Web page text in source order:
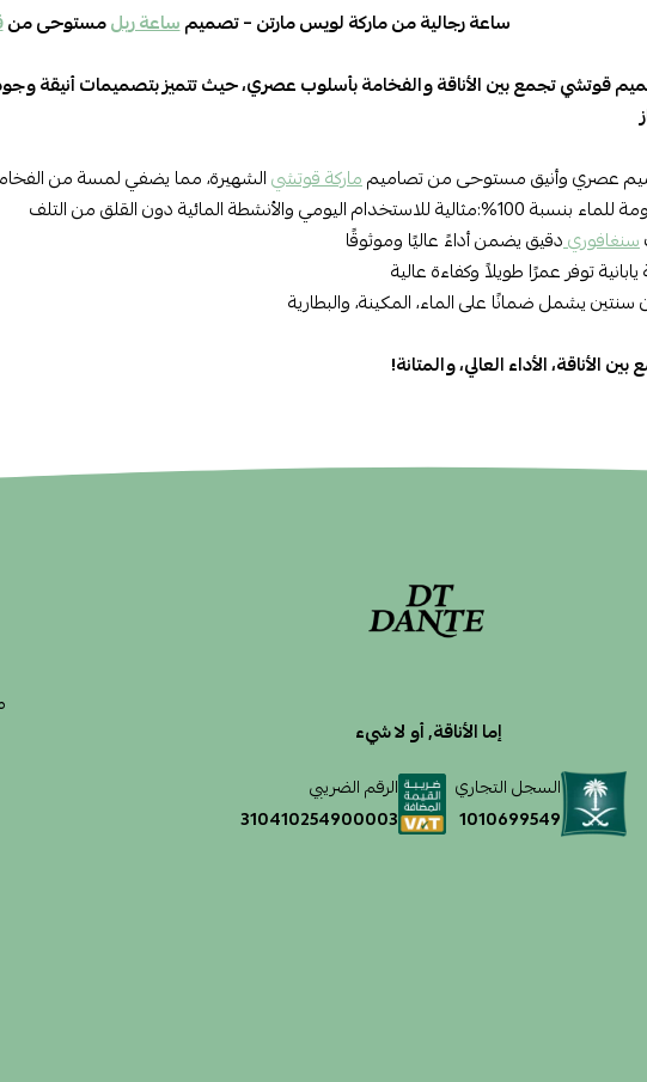
ساعة رجالية من ماركة لويس مارتن – تصميمساعة ربلمستوحى من
قوتشي تجمع بين الأناقة والفخامة بأسلوب عصري، حيث تتميز بتصميمات أنيقة
عصري وأنيق مستوحى من تصاميمماركة قوتشيالشهيرة، مما يضفي لمسة من
للاستخدام اليومي والأنشطة المائية دون القلق من التلف
سنغافوريدقيق يضمن أداءً عاليًا وموثوقًا
يابانية توفر عمرًا طويلاً وكفاءة عالية
يشمل ضمانًا على الماء، المكينة، والبطارية
الأناقة، الأداء العالي، والمتانة!
إما الأناقة, أو لا شيء
السجل التجاري
1010699549
الرقم الضريبي
310410254900003